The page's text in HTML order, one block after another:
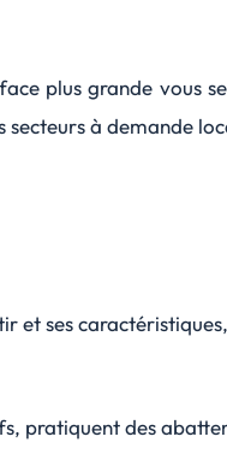
plus grande vous
à demande
et ses
pratiquent des